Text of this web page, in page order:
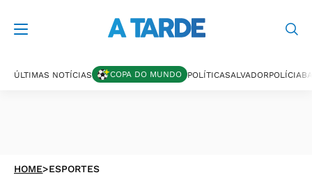
ÚLTIMAS NOTÍCIAS COPA DO MUNDO POLÍTICASALVADORPOLÍCIA
HOME>ESPORTES